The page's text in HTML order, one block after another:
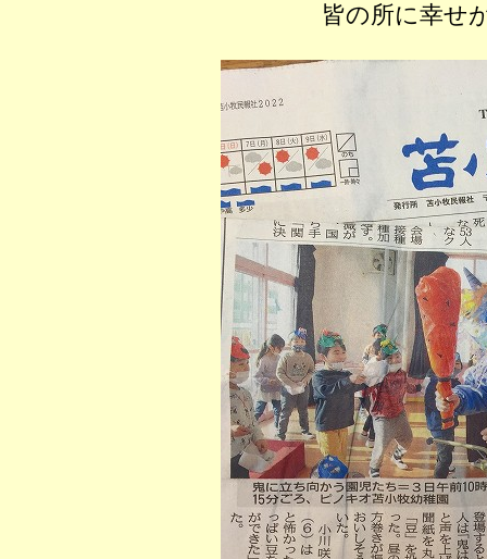
皆の所に幸せ